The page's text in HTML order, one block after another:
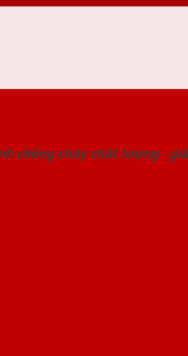
chống cháy chất lượng -